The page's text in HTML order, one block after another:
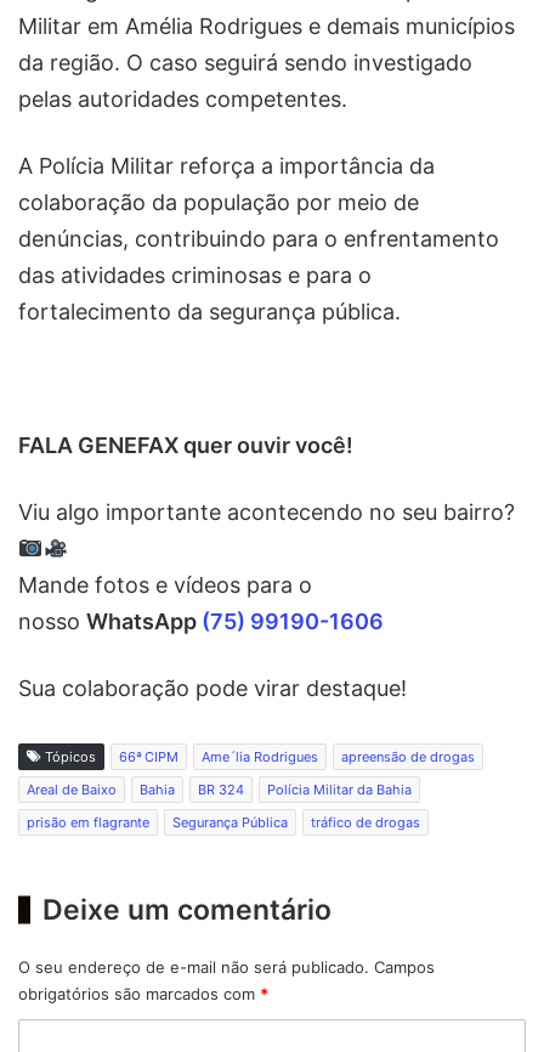
Militar em Amélia Rodrigues e demais municípios
da região. O caso seguirá sendo investigado
pelas autoridades competentes.
A Polícia Militar reforça a importância da
colaboração da população por meio de
denúncias, contribuindo para o enfrentamento
das atividades criminosas e para o
fortalecimento da segurança pública.
FALA GENEFAX quer ouvir você!
Viu algo importante acontecendo no seu bairro?
Mande fotos e vídeos para o
nosso WhatsApp (75) 99190-1606
Sua colaboração pode virar destaque!
Tópicos 66ª CIPM Ame´lia Rodrigues
apreensão de drogas
Areal de Baixo
Bahia BR 324
Polícia Militar da Bahia
prisão em flagrante
Segurança Pública tráfico de drogas
Deixe um comentário
O seu endereço de e-mail não será publicado. Campos
obrigatórios são marcados com *